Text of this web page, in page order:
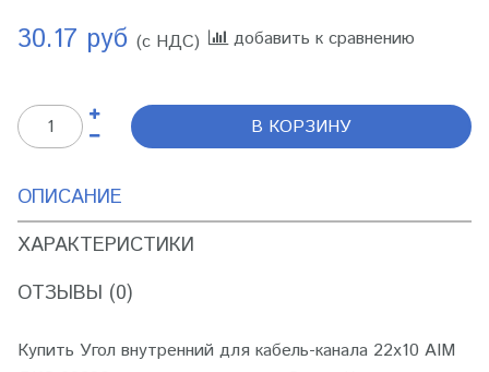
30.17 руб (с НДС) добавить к сравнению
В КОРЗИНУ
ОПИСАНИЕ
ХАРАКТЕРИСТИКИ
ОТЗЫВЫ (0)
Купить Угол внутренний для кабель-канала 22х10 AIM